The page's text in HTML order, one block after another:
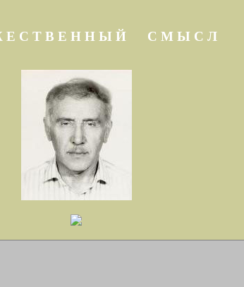
Е С Т В Е Н Н Ы Й С М Ы С Л